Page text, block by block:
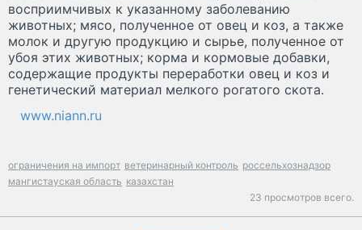
восприимчивых к указанному заболеванию
животных; мясо, полученное от овец и коз, а также
молок и другую продукцию и сырье, полученное от
убоя этих животных; корма и кормовые добавки,
содержащие продукты переработки овец и коз и
генетический материал мелкого рогатого скота.
www.niann.ru
ограничения на импорт ветеринарный контроль россельхознадзор
мангистауская область казахстан
23 просмотров всего.